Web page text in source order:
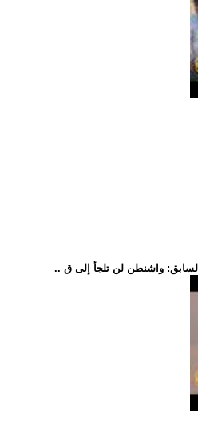
السابق: واشنطن لن تلجأ إلى ق